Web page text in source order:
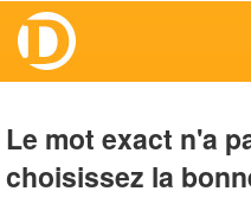
Le mot exact n'a
choisissez la